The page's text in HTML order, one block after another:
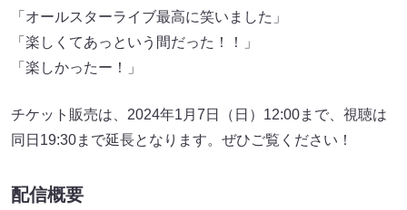
「オールスターライブ最高に笑いました」
「楽しくてあっという間だった！！」
「楽しかったー！」
チケット販売は、2024年1月7日（日）12:00まで、視聴は
同日19:30まで延長となります。ぜひご覧ください！
配信概要